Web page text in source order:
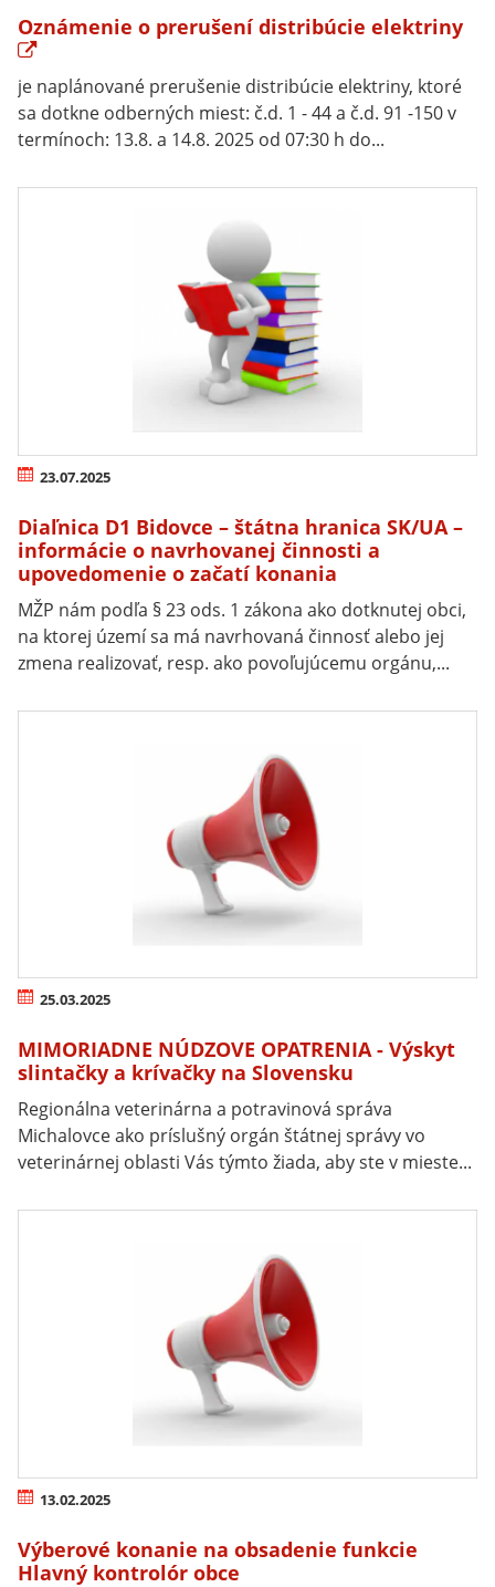
Oznámenie o prerušení distribúcie elektriny
je naplánované prerušenie distribúcie elektriny, ktoré
sa dotkne odberných miest: č.d. 1 - 44 a č.d. 91 -150 v
termínoch: 13.8. a 14.8. 2025 od 07:30 h do...
23.07.2025
Diaľnica D1 Bidovce – štátna hranica SK/UA –
informácie o navrhovanej činnosti a
upovedomenie o začatí konania
MŽP nám podľa § 23 ods. 1 zákona ako dotknutej obci,
na ktorej území sa má navrhovaná činnosť alebo jej
zmena realizovať, resp. ako povoľujúcemu orgánu,...
25.03.2025
MIMORIADNE NÚDZOVE OPATRENIA - Výskyt
slintačky a krívačky na Slovensku
Regionálna veterinárna a potravinová správa
Michalovce ako príslušný orgán štátnej správy vo
veterinárnej oblasti Vás týmto žiada, aby ste v mieste...
13.02.2025
Výberové konanie na obsadenie funkcie
Hlavný kontrolór obce